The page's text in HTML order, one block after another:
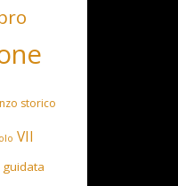
storico
VII